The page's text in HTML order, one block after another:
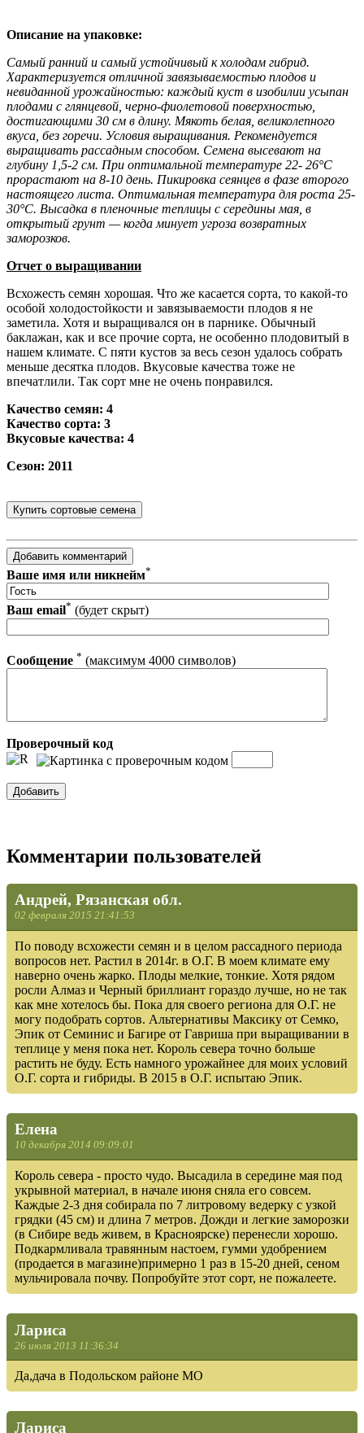
Описание на упаковке:
Самый ранний и самый устойчивый к холодам гибрид.
Характеризуется отличной завязываемостью плодов и
невиданной урожайностью: каждый куст в изобилии усыпан
плодами с глянцевой, черно-фиолетовой поверхностью,
достигающими 30 см в длину. Мякоть белая, великолепного
вкуса, без горечи. Условия выращивания. Рекомендуется
выращивать рас­садным способом. Семена высевают на
глубину 1,5-2 см. При оптимальной температуре 22- 26°С
прорастают на 8-10 день. Пикировка сеянцев в фазе второго
настоящего листа. Оптимальная температура для роста 25-
30°С. Высадка в пленочные теплицы с середины мая, в
открытый грунт — когда минует угроза возвратных
заморозков.
Отчет о выращивании
Всхожесть семян хорошая. Что же касается сорта, то какой-то
особой холодостойкости и завязываемости плодов я не
заметила. Хотя и выращивался он в парнике. Обычный
баклажан, как и все прочие сорта, не особенно плодовитый в
нашем климате. С пяти кустов за весь сезон удалось собрать
меньше десятка плодов. Вкусовые качества тоже не
впечатлили. Так сорт мне не очень понравился.
Качество семян: 4
Качество сорта: 3
Вкусовые качества: 4
Сезон: 2011
Ваше имя или никнейм*
Ваш email* (будет скрыт)
Сообщение * (максимум 4000 символов)
Проверочный код
Комментарии пользователей
Андрей, Рязанская обл.
02 февраля 2015 21:41:53
По поводу всхожести семян и в целом рассадного периода
вопросов нет. Растил в 2014г. в О.Г. В моем климате ему
наверно очень жарко. Плоды мелкие, тонкие. Хотя рядом
росли Алмаз и Черный бриллиант гораздо лучше, но не так
как мне хотелось бы. Пока для своего региона для О.Г. не
могу подобрать сортов. Альтернативы Максику от Семко,
Эпик от Семинис и Багире от Гавриша при выращивании в
теплице у меня пока нет. Король севера точно больше
растить не буду. Есть намного урожайнее для моих условий
О.Г. сорта и гибриды. В 2015 в О.Г. испытаю Эпик.
Елена
10 декабря 2014 09:09:01
Король севера - просто чудо. Высадила в середине мая под
укрывной материал, в начале июня сняла его совсем.
Каждые 2-3 дня собирала по 7 литровому ведерку с узкой
грядки (45 см) и длина 7 метров. Дожди и легкие заморозки
(в Сибире ведь живем, в Красноярске) перенесли хорошо.
Подкармливала травянным настоем, гумми удобрением
(продается в магазине)примерно 1 раз в 15-20 дней, сеном
мульчировала почву. Попробуйте этот сорт, не пожалеете.
Лариса
26 июля 2013 11:36:34
Да,дача в Подольском районе МО
Лариса